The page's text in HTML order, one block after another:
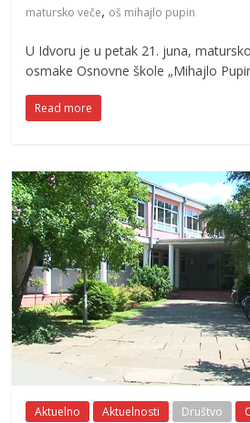
matursko veče, oš mihajlo pupin
U Idvoru je u petak 21. juna,
osmake Osnovne škole „Mihajlo
Read more
Aktuelno Aktuelnosti Društvo